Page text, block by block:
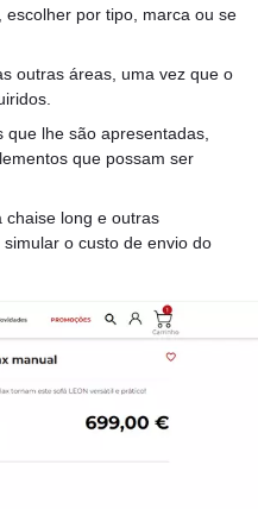
por tipo, marca ou se
outras áreas, uma vez que o
lhe são apresentadas,
que possam ser
chaise long e outras
o custo de envio do